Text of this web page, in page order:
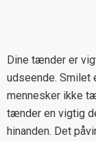
Dine tænder er
udseende. Smilet
mennesker ikke
tænder en vigtig
hinanden. Det